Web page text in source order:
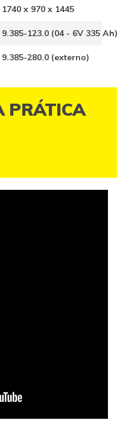
1740 x 970 x 1445
9.385-123.0 (04 - 6V 335 Ah)
9.385-280.0 (externo)
PRÁTICA